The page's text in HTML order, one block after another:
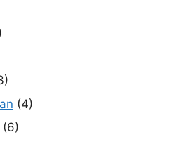
(4)
(6)